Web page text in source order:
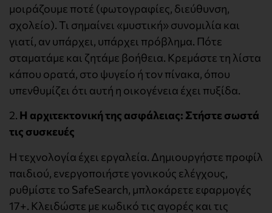
μοιράζουμε ποτέ (φωτογραφίες, διεύθυνση,
σχολείο). Τι σημαίνει «μυστική» συνομιλία και
γιατί, αν υπάρχει, υπάρχει πρόβλημα. Πότε
σταματάμε και ζητάμε βοήθεια. Κρεμάστε τη λίστα
κάπου ορατά, στο ψυγείο ή τον πίνακα, όπου
υπενθυμίζει ότι αυτή η οικογένεια έχει πυξίδα.
2. Η αρχιτεκτονική της ασφάλειας: Στήστε σωστά
τις συσκευές
Η τεχνολογία έχει εργαλεία. Δημιουργήστε προφίλ
παιδιού, ενεργοποιήστε γονικούς ελέγχους,
ρυθμίστε το SafeSearch, μπλοκάρετε εφαρμογές
17+. Κλειδώστε με κωδικό τις αγορές και τις